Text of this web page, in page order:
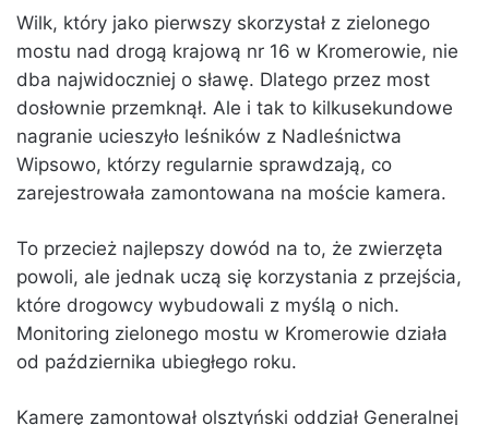
Wilk, który jako pierwszy skorzystał z zielonego
mostu nad drogą krajową nr 16 w Kromerowie, nie
dba najwidoczniej o sławę. Dlatego przez most
dosłownie przemknął. Ale i tak to kilkusekundowe
nagranie ucieszyło leśników z Nadleśnictwa
Wipsowo, którzy regularnie sprawdzają, co
zarejestrowała zamontowana na moście kamera.
To przecież najlepszy dowód na to, że zwierzęta
powoli, ale jednak uczą się korzystania z przejścia,
które drogowcy wybudowali z myślą o nich.
Monitoring zielonego mostu w Kromerowie działa
od października ubiegłego roku.
Kamerę zamontował olsztyński oddział Generalnej